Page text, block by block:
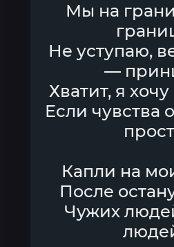
Мы на
Не уступаю,
—
Хватит, я
Если чувства
Капли на
После
Чужих